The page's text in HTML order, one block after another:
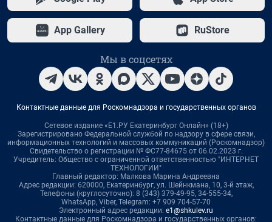
App Gallery RuStore
Мы в соцсетях
Контактные данные для Роскомнадзора и государственных органов
Сетевое издание «Е1.РУ Екатеринбург Онлайн» (18+)
Зарегистрировано Федеральной службой по надзору в сфере связи,
информационных технологий и массовых коммуникаций (Роскомнадзор)
Свидетельство о регистрации № ФС77-84675 от 06.02.2023 г.
Учредитель: Общество с ограниченной ответственностью "ИНТЕРНЕТ
ТЕХНОЛОГИИ"
Главный редактор: Малкова Марина Андреевна
Адрес редакции: 620000, Екатеринбург, ул. Шейнкмана, 10, 3-й этаж,
Телефоны (круглосуточно): 8 (343) 379-49-95, 34-555-34,
WhatsApp, Viber, Telegram: +7 909 704-57-70
Электронный адрес редакции: e1@shkulev.ru
Контактные данные для Роскомнадзора и государственных органов: